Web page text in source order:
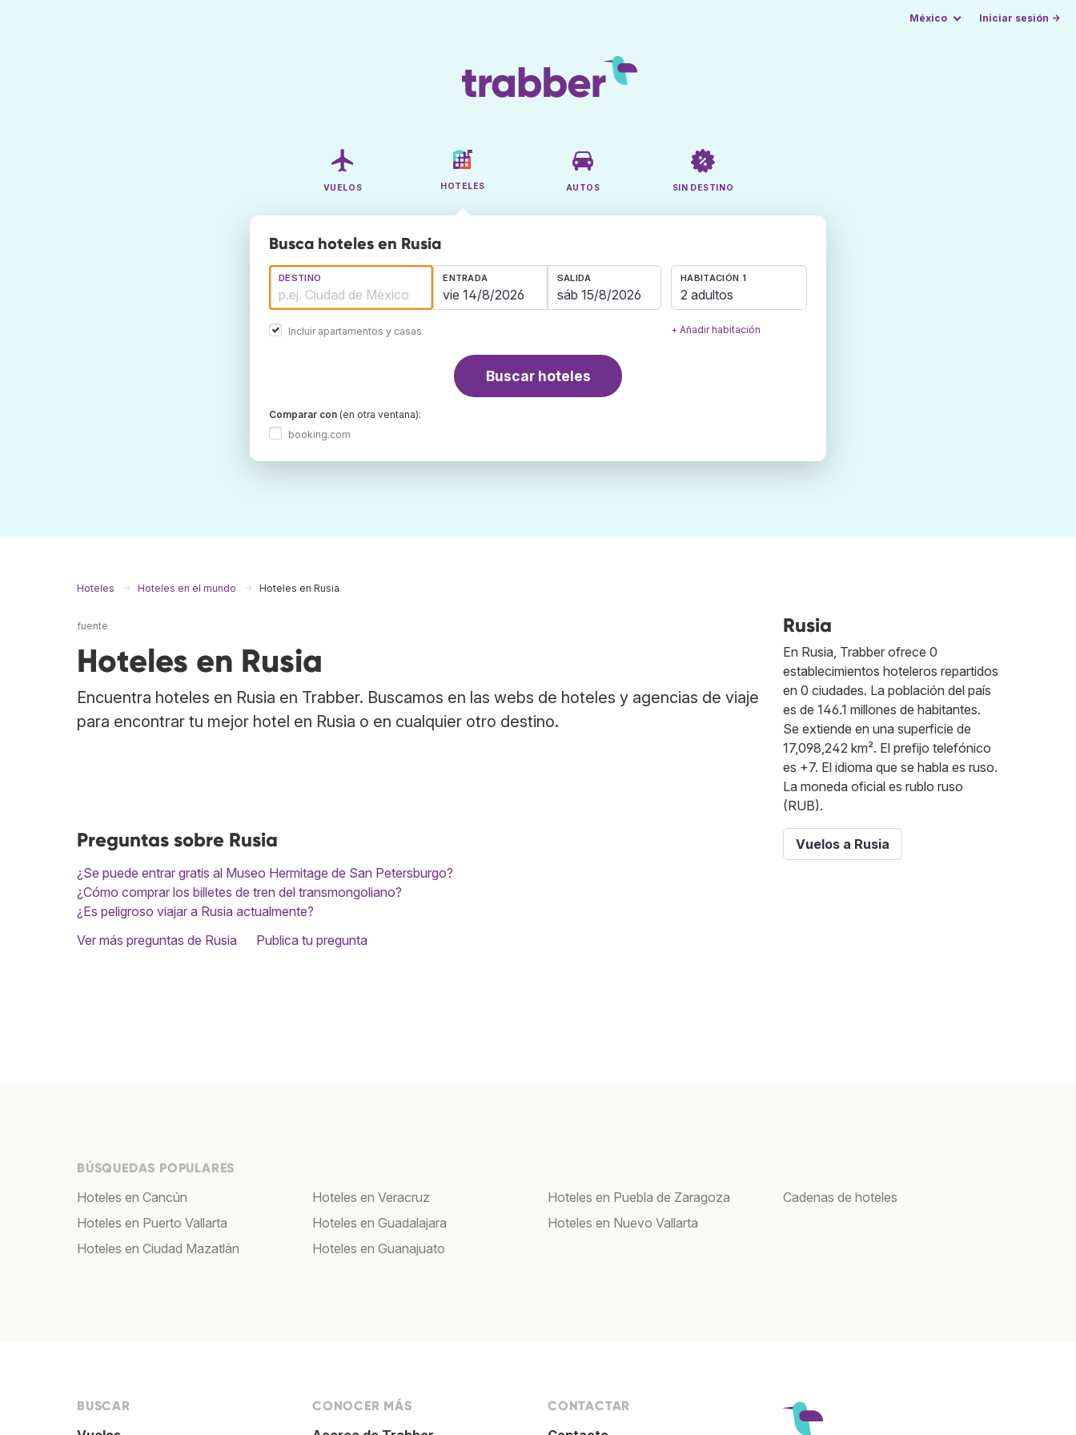
México Iniciar sesión →
VUELOS HOTELES AUTOS SIN DESTINO
Busca hoteles en Rusia
DESTINO
Incluir apartamentos y casas
ENTRADA SALIDA HABITACIÓN 1
2 adultos
+ Añadir habitación
Buscar hoteles
Comparar con (en otra ventana):
booking.com
Hoteles Hoteles en el mundo Hoteles en Rusia
fuente
Hoteles en Rusia
Encuentra hoteles en Rusia en Trabber. Buscamos en las webs de hoteles y agencias de viaje
para encontrar tu mejor hotel en Rusia o en cualquier otro destino.
Preguntas sobre Rusia
¿Se puede entrar gratis al Museo Hermitage de San Petersburgo?
¿Cómo comprar los billetes de tren del transmongoliano?
¿Es peligroso viajar a Rusia actualmente?
Ver más preguntas de Rusia
Publica tu pregunta
Rusia
En Rusia, Trabber ofrece 0
establecimientos hoteleros repartidos
en 0 ciudades. La población del país
es de 146.1 millones de habitantes.
Se extiende en una superficie de
17,098,242 km². El prefijo telefónico
es +7. El idioma que se habla es ruso.
La moneda oficial es rublo ruso
(RUB).
Vuelos a Rusia
BÚSQUEDAS POPULARES
Hoteles en Cancún
Hoteles en Puerto Vallarta
Hoteles en Ciudad Mazatlán
Hoteles en Veracruz
Hoteles en Guadalajara
Hoteles en Guanajuato
Hoteles en Puebla de Zaragoza
Hoteles en Nuevo Vallarta
Cadenas de hoteles
BUSCAR CONOCER MÁS CONTACTAR